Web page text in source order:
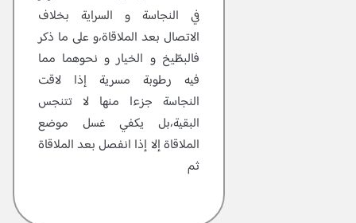
في النجاسة و السراية بخلاف
الاتصال بعد الملاقاة،و على ما ذكر
فالبطّيخ و الخيار و نحوهما مما
فيه رطوبة مسرية إذا لاقت
النجاسة جزءا منها لا تتنجس
البقية،بل يكفي غسل موضع
الملاقاة إلا إذا انفصل بعد الملاقاة
ثم